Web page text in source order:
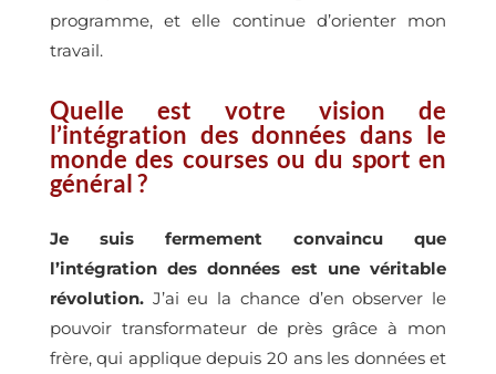
programme, et elle continue d’orienter mon
travail.
Quelle est votre vision de
l’intégration des données dans le
monde des courses ou du sport en
général ?
Je suis fermement convaincu que
l’intégration des données est une véritable
révolution.J’ai eu la chance d’en observer le
pouvoir transformateur de près grâce à mon
frère, qui applique depuis 20 ans les données et